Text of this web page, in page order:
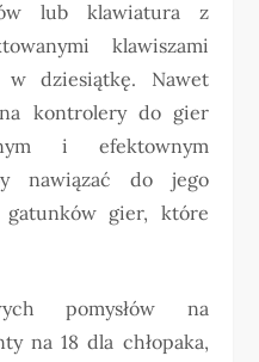
lub klawiatura z
klawiszami
w dziesiątkę. Nawet
kontrolery do gier
i efektownym
nawiązać do jego
gier, które
pomysłów na
na 18 dla chłopaka,